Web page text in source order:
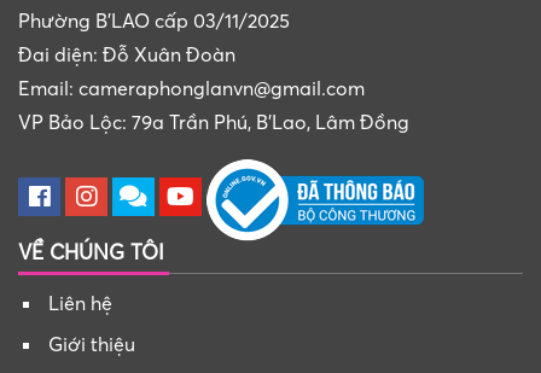
Phường B'LAO cấp 03/11/2025
Đai diện: Đỗ Xuân Đoàn
Email: cameraphonglanvn@gmail.com
VP Bảo Lộc: 79a Trần Phú, B'Lao, Lâm Đồng
VỀ CHÚNG TÔI
Liên hệ
Giới thiệu